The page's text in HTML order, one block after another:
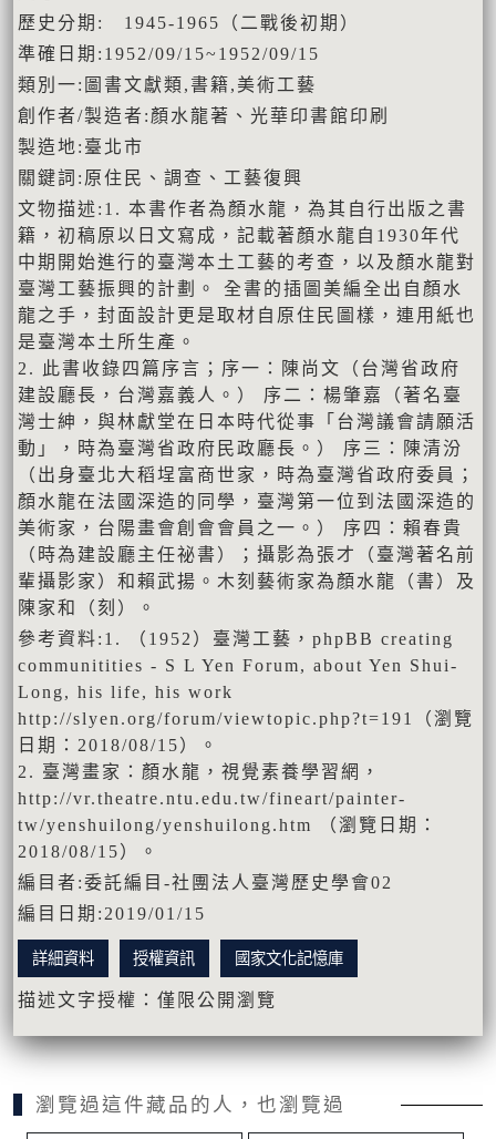
歷史分期: 1945-1965（二戰後初期）
準確日期:1952/09/15~1952/09/15
類別一:圖書文獻類,書籍,美術工藝
創作者/製造者:顏水龍著、光華印書館印刷
製造地:臺北市
關鍵詞:原住民、調查、工藝復興
文物描述:1. 本書作者為顏水龍，為其自行出版之書
籍，初稿原以日文寫成，記載著顏水龍自1930年代
中期開始進行的臺灣本土工藝的考查，以及顏水龍對
臺灣工藝振興的計劃。 全書的插圖美編全出自顏水
龍之手，封面設計更是取材自原住民圖樣，連用紙也
是臺灣本土所生產。
2. 此書收錄四篇序言；序一：陳尚文（台灣省政府
建設廳長，台灣嘉義人。） 序二：楊肇嘉（著名臺
灣士紳，與林獻堂在日本時代從事「台灣議會請願活
動」，時為臺灣省政府民政廳長。） 序三：陳清汾
（出身臺北大稻埕富商世家，時為臺灣省政府委員；
顏水龍在法國深造的同學，臺灣第一位到法國深造的
美術家，台陽畫會創會會員之一。） 序四：賴春貴
（時為建設廳主任祕書）；攝影為張才（臺灣著名前
輩攝影家）和賴武揚。木刻藝術家為顏水龍（書）及
陳家和（刻）。
參考資料:1. （1952）臺灣工藝，phpBB creating
communitities - S L Yen Forum, about Yen Shui-
Long, his life, his work
http://slyen.org/forum/viewtopic.php?t=191（瀏覽
日期：2018/08/15）。
2. 臺灣畫家：顏水龍，視覺素養學習網，
http://vr.theatre.ntu.edu.tw/fineart/painter-
tw/yenshuilong/yenshuilong.htm （瀏覽日期：
2018/08/15）。
編目者:委託編目-社團法人臺灣歷史學會02
編目日期:2019/01/15
詳細資料 授權資訊 國家文化記憶庫
描述文字授權：僅限公開瀏覽
瀏覽過這件藏品的人，也瀏覽過